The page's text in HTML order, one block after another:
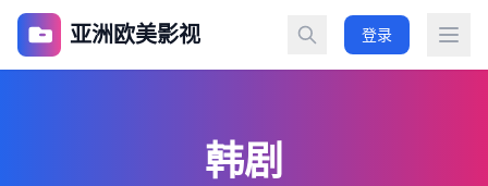
亚洲欧美影视 登录
韩剧